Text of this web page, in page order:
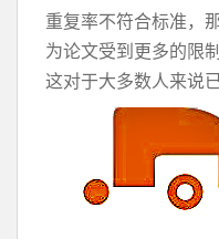
重复率不符合标准，
为论文受到更多的限
这对于大多数人来说